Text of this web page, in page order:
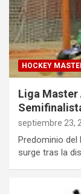
HOCKEY
Liga Master
septiembre 23,
Predominio del
surge tras la